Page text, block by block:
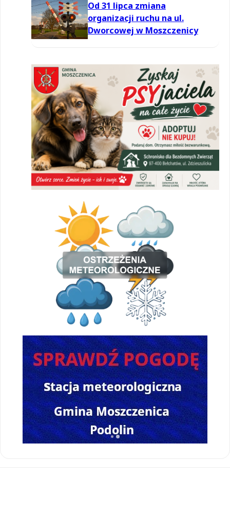
Od 31 lipca zmiana
organizacji ruchu na ul.
Dworcowej w Moszczenicy